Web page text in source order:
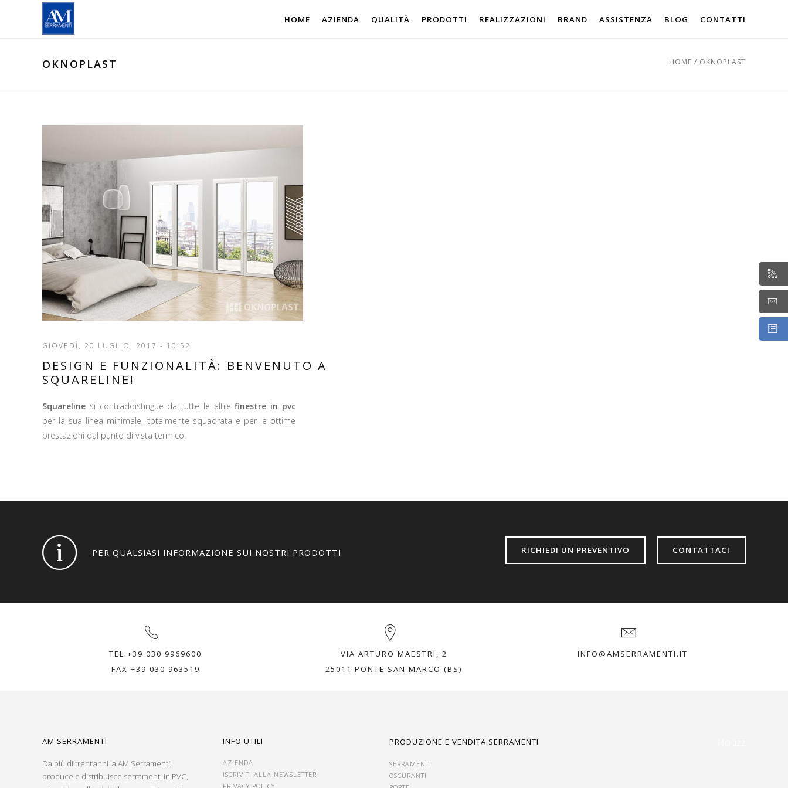
Salta al contenuto principale
HOME AZIENDA QUALITÀ PRODOTTI REALIZZAZIONI BRAND ASSISTENZA BLOG CONTATTI
OKNOPLAST HOME / OKNOPLAST
GIOVEDÌ, 20 LUGLIO, 2017 - 10:52
DESIGN E FUNZIONALITÀ: BENVENUTO A
SQUARELINE!
Squareline si contraddistingue da tutte le altrefinestre in pvc
per la sua linea minimale, totalmente squadrata e per le ottime
prestazioni dal punto di vista termico.
PER QUALSIASI INFORMAZIONE SUI NOSTRI PRODOTTI RICHIEDI UN PREVENTIVO CONTATTACI
TEL +39 030 9969600
FAX +39 030 963519
VIA ARTURO MAESTRI, 2
25011 PONTE SAN MARCO (BS)
INFO@AMSERRAMENTI.IT
AM SERRAMENTI
Da più di trent’anni la AM Serramenti,
produce e distribuisce serramenti in PVC,
INFO UTILI
AZIENDA
ISCRIVITI ALLA NEWSLETTER
PRIVACY POLICY
PRODUZIONE E VENDITA SERRAMENTI
SERRAMENTI
OSCURANTI